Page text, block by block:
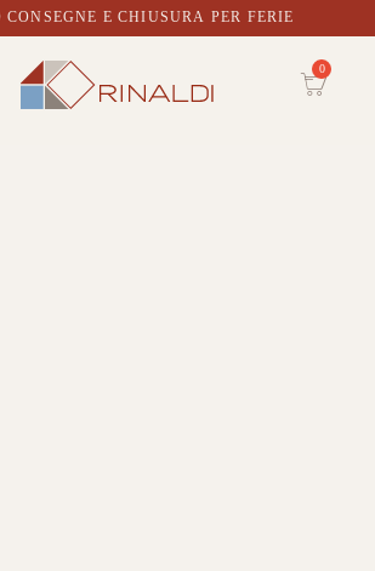
CONSEGNE E CHIUSURA PER FERIE